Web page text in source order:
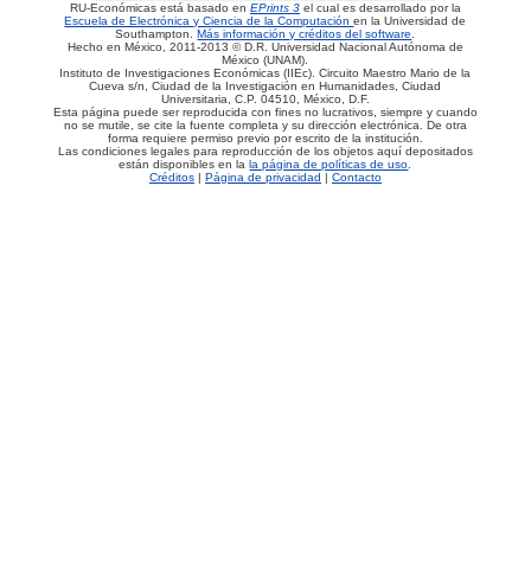
RU-Económicas está basado en EPrints 3 el cual es desarrollado por la
Escuela de Electrónica y Ciencia de la Computaciónen la Universidad de
Southampton.Más información y créditos del software.
Hecho en México, 2011-2013 © D.R. Universidad Nacional Autónoma de
México (UNAM).
Instituto de Investigaciones Económicas (IIEc). Circuito Maestro Mario de la
Cueva s/n, Ciudad de la Investigación en Humanidades, Ciudad
Universitaria, C.P. 04510, México, D.F.
Esta página puede ser reproducida con fines no lucrativos, siempre y cuando
no se mutile, se cite la fuente completa y su dirección electrónica. De otra
forma requiere permiso previo por escrito de la institución.
Las condiciones legales para reproducción de los objetos aquí depositados
están disponibles en lala página de políticas de uso.
Créditos| Página de privacidad | Contacto